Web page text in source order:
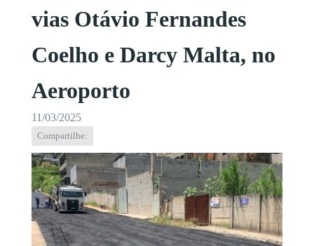
vias Otávio Fernandes
Coelho e Darcy Malta, no
Aeroporto
11/03/2025
Compartilhe: